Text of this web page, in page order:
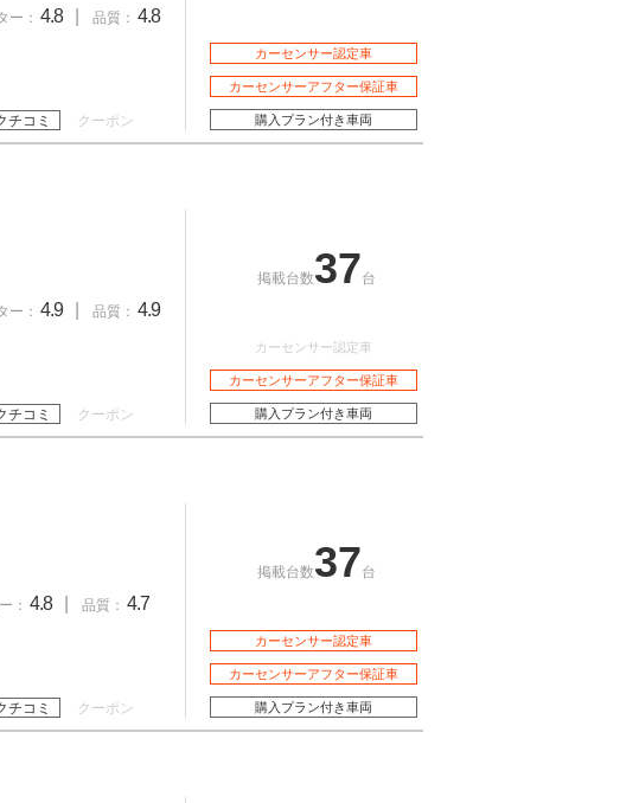
ー： 4.8 品質： 4.8
チコミ クーポン
カーセンサー認定車
カーセンサーアフター保証車
購入プラン付き車両
ー： 4.9 品質： 4.9
チコミ クーポン
掲載台数37台
カーセンサー認定車
カーセンサーアフター保証車
購入プラン付き車両
： 4.8 品質： 4.7
チコミ クーポン
掲載台数37台
カーセンサー認定車
カーセンサーアフター保証車
購入プラン付き車両